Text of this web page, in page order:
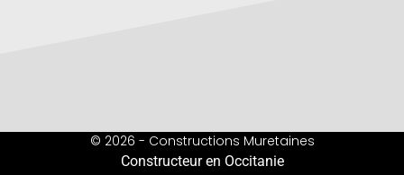
© 2026 - Constructions Muretaines
Constructeur en Occitanie